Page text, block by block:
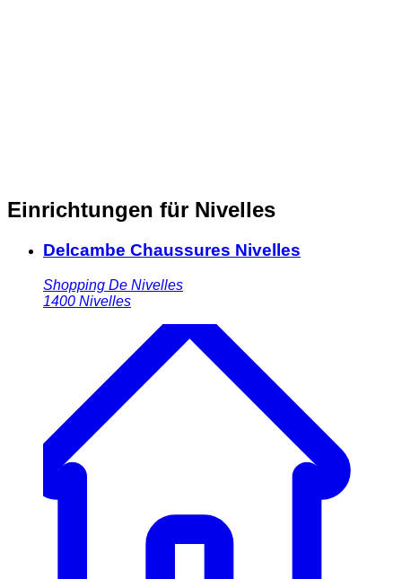
Einrichtungen für Nivelles
Delcambe Chaussures Nivelles
Shopping De Nivelles
1400 Nivelles